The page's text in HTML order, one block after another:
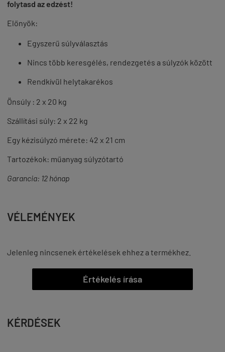
folytasd az edzést!
Előnyök:
Egyszerű súlyválasztás
Nincs több keresgélés, rendezgetés a súlyzók között
Rendkívül helytakarékos
Önsúly : 2 x 20 kg
Szállítási súly: 2 x 22 kg
Egy kézisúlyzó mérete: 42 x 21 cm
Tartozékok: műanyag súlyzótartó
Garancia: 12 hónap
VÉLEMÉNYEK
Jelenleg nincsenek értékelések ehhez a termékhez.
Értékelés írása
KÉRDÉSEK